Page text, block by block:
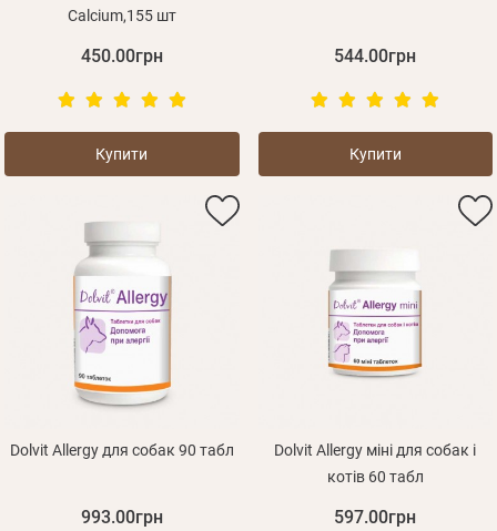
Calcium,155 шт
450.00грн
Купити
544.00грн
Купити
Dolvit Allergy для собак 90 табл
993.00грн
Dolvit Allergy міні для собак і
котів 60 табл
597.00грн